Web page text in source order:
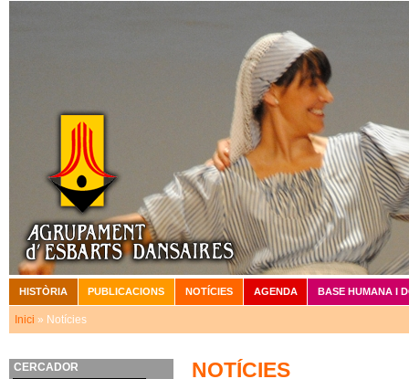
NOTÍCIES
Menú principal
HISTÒRIA PUBLICACIONS NOTÍCIES AGENDA BASE HUMANA I
Esteu aquí
Inici » Notícies
CERCADOR